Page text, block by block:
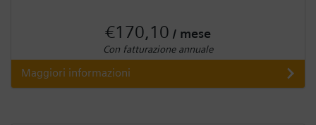
€170,10 / mese
Con fatturazione annuale
Maggiori informazioni